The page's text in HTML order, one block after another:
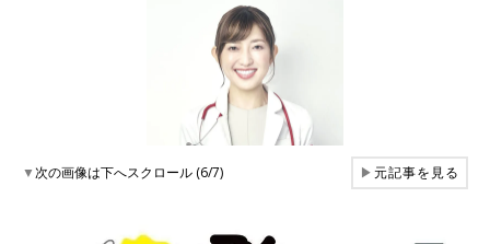
▼次の画像は下へスクロール (6/7) ▶元記事を見る